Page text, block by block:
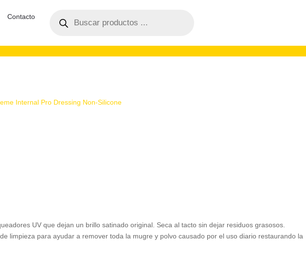
Contacto
Internal Pro Dressing Non-Silicone
UV que dejan un brillo satinado original. Seca al tacto sin dejar residuos grasosos.
limpieza para ayudar a remover toda la mugre y polvo causado por el uso diario restaurando la